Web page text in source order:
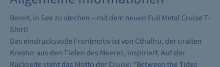
Bereit, in See zu stechen – mit dem neuen Full Metal Cruise T-
Shirt!
Das eindrucksvolle Frontmotiv ist von Cthulhu, der uralten
Kreatur aus den Tiefen des Meeres, inspiriert. Auf der
Rückseite steht das Motto der Cruise: “Between the Tides